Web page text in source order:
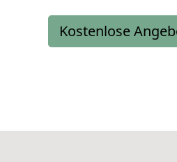
Kostenlose